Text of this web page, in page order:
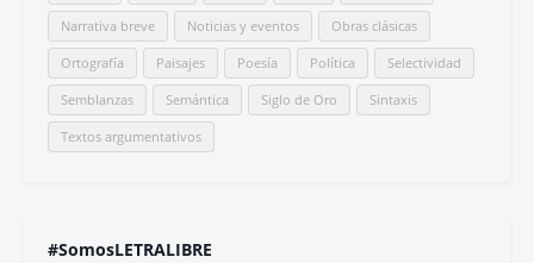
Narrativa breve Noticias y eventos Obras clásicas
Ortografía Paisajes Poesía Política Selectividad
Semblanzas Semántica Siglo de Oro Sintaxis
Textos argumentativos
#SomosLETRALIBRE